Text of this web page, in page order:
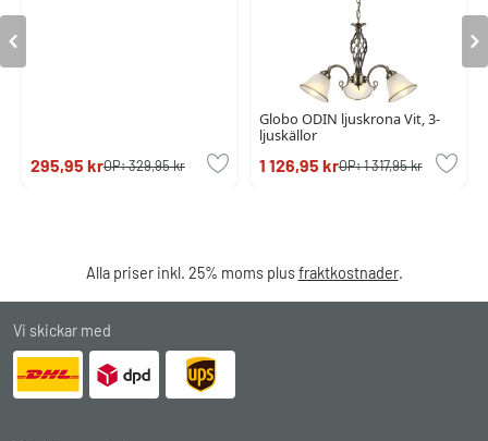
295,95 krOP:329,95 kr
Globo ODIN ljuskrona Vit, 3-
ljuskällor
1 126,95 krOP:1 317,95 kr
Alla priser inkl. 25% moms plusfraktkostnader.
Vi skickar med